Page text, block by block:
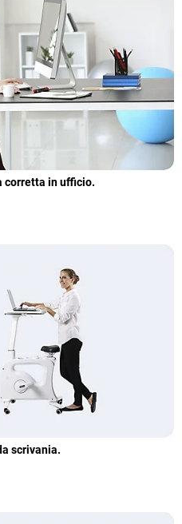
corretta in ufficio.
scrivania.